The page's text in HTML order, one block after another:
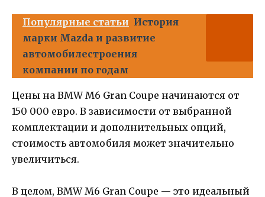
Популярные статьи История
марки Mazda и развитие
автомобилестроения
компании по годам
Цены на BMW M6 Gran Coupe начинаются от
150 000 евро. В зависимости от выбранной
комплектации и дополнительных опций,
стоимость автомобиля может значительно
увеличиться.
В целом, BMW M6 Gran Coupe — это идеальный